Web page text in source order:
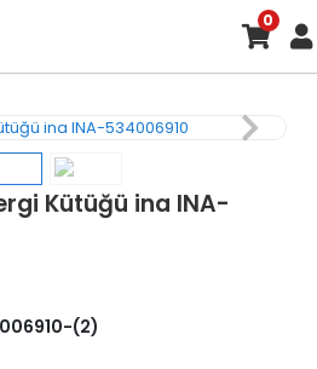
0
Kütüğü ina INA-
(2)